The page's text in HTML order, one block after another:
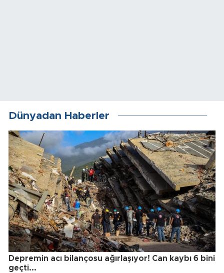
Dünyadan Haberler
Depremin acı bilançosu ağırlaşıyor! Can kaybı 6 bini
geçti...